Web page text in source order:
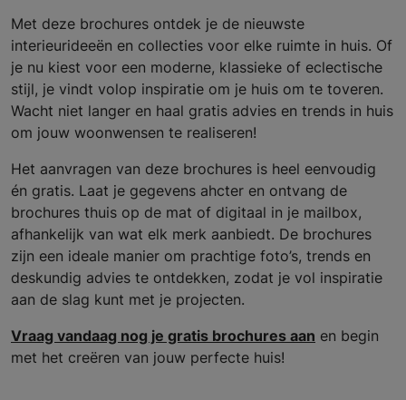
Met deze brochures ontdek je de nieuwste
interieurideeën en collecties voor elke ruimte in huis. Of
je nu kiest voor een moderne, klassieke of eclectische
stijl, je vindt volop inspiratie om je huis om te toveren.
Wacht niet langer en haal gratis advies en trends in huis
om jouw woonwensen te realiseren!
Het aanvragen van deze brochures is heel eenvoudig
én gratis. Laat je gegevens ahcter en ontvang de
brochures thuis op de mat of digitaal in je mailbox,
afhankelijk van wat elk merk aanbiedt. De brochures
zijn een ideale manier om prachtige foto’s, trends en
deskundig advies te ontdekken, zodat je vol inspiratie
aan de slag kunt met je projecten.
Vraag vandaag nog je gratis brochures aan en begin
met het creëren van jouw perfecte huis!